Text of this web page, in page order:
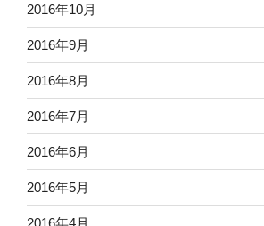
2016年10月
2016年9月
2016年8月
2016年7月
2016年6月
2016年5月
2016年4月